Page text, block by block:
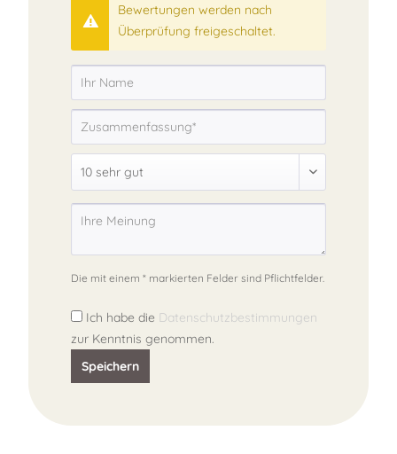
Bewertungen werden nach
Überprüfung freigeschaltet.
Die mit einem * markierten Felder sind Pflichtfelder.
Ich habe die Datenschutzbestimmungen
zur Kenntnis genommen.
Speichern